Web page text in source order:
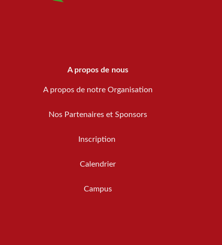
A propos de nous
A propos de notre Organisation
Nos Partenaires et Sponsors
Inscription
Calendrier
Campus